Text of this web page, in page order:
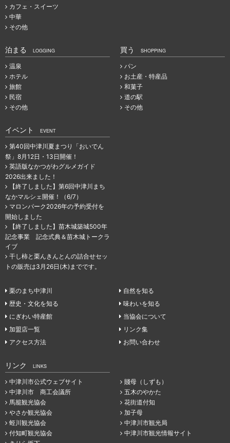
カフェ・スイーツ
中華
その他
泊まる LOGGING
温泉
ホテル
旅館
民宿
その他
買う SHOPPING
パン
お土産・特産品
和菓子
道の駅
その他
イベント EVENT
第40回中津川夏まつり「おいでん
祭」8月12日・13日開催！
英語版なかつがわグルメガイド
2026出来ました！
【終了しました】第6回中津川まち
なかマルシェ開催！（6/7）
マロンパーク2026年の予約受付を
開始しました
【終了しました】苗木城築城500年
記念事業 記念式典＆苗木城トークラ
イブ
干し柿と栗んきんとんの詰合せセッ
トの販売は3月26日(木)までです。
栗のまち中津川
自然を知る
歴史・文化を知る
味わいを知る
にぎわい特産館
当協会について
加盟店一覧
リンク集
アクセス方法
お問い合わせ
リンク LINKS
中津川市公式ウェブサイト
中津川市 商工会議所
馬籠観光協会
やさか観光協会
蛭川観光協会
付知町観光協会
賤母（しずも）
五木のやかた
花街道付知
加子母
中津川市観光局
中津川市観光情報サイト